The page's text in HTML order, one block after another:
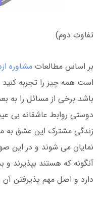
تفاوت دوم)
بر اساس مطالعات مشاوره
است همه چیز را تجربه
باشد برخی از مسائل را به
دوستی روابط عاشقانه بی
زندگی مشترک این عشق به
نمایان می شوند و در این
آنگونه که هستند بپذیرند
دارد و اصل مهم پذیرفتن